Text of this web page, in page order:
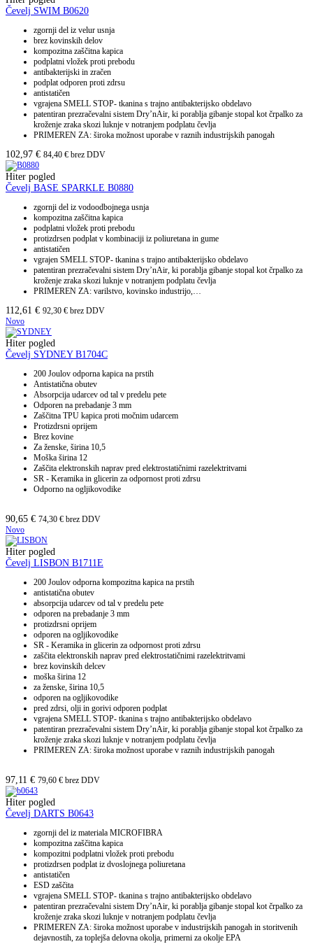
Čevelj SWIM B0620
zgornji del iz velur usnja
brez kovinskih delov
kompozitna zaščitna kapica
podplatni vložek proti prebodu
antibakterijski in zračen
podplat odporen proti zdrsu
antistatičen
vgrajena SMELL STOP- tkanina s trajno antibakterijsko obdelavo
patentiran prezračevalni sistem Dry’nAir, ki porablja gibanje stopal kot črpalko za
kroženje zraka skozi luknje v notranjem podplatu čevlja
PRIMEREN ZA: široka možnost uporabe v raznih industrijskih panogah
102,97 € 84,40 € brez DDV
Hiter pogled
Čevelj BASE SPARKLE B0880
zgornji del iz vodoodbojnega usnja
kompozitna zaščitna kapica
podplatni vložek proti prebodu
protizdrsen podplat v kombinaciji iz poliuretana in gume
antistatičen
vgrajen SMELL STOP- tkanina s trajno antibakterijsko obdelavo
patentiran prezračevalni sistem Dry’nAir, ki porablja gibanje stopal kot črpalko za
kroženje zraka skozi luknje v notranjem podplatu čevlja
PRIMEREN ZA: varilstvo, kovinsko industrijo,…
112,61 € 92,30 € brez DDV
Novo
Hiter pogled
Čevelj SYDNEY B1704C
200 Joulov odporna kapica na prstih
Antistatična obutev
Absorpcija udarcev od tal v predelu pete
Odporen na prebadanje 3 mm
Zaščitna TPU kapica proti močnim udarcem
Protizdrsni oprijem
Brez kovine
Za ženske, širina 10,5
Moška širina 12
Zaščita elektronskih naprav pred elektrostatičnimi razelektritvami
SR - Keramika in glicerin za odpornost proti zdrsu
Odporno na ogljikovodike
90,65 € 74,30 € brez DDV
Novo
Hiter pogled
Čevelj LISBON B1711E
200 Joulov odporna kompozitna kapica na prstih
antistatična obutev
absorpcija udarcev od tal v predelu pete
odporen na prebadanje 3 mm
protizdrsni oprijem
odporen na ogljikovodike
SR - Keramika in glicerin za odpornost proti zdrsu
zaščita elektronskih naprav pred elektrostatičnimi razelektritvami
brez kovinskih delcev
moška širina 12
za ženske, širina 10,5
odporen na ogljikovodike
pred zdrsi, olji in gorivi odporen podplat
vgrajena SMELL STOP- tkanina s trajno antibakterijsko obdelavo
patentiran prezračevalni sistem Dry’nAir, ki porablja gibanje stopal kot črpalko za
kroženje zraka skozi luknje v notranjem podplatu čevlja
PRIMEREN ZA: široka možnost uporabe v raznih industrijskih panogah
97,11 € 79,60 € brez DDV
Hiter pogled
Čevelj DARTS B0643
zgornji del iz materiala MICROFIBRA
kompozitna zaščitna kapica
kompozitni podplatni vložek proti prebodu
protizdrsen podplat iz dvoslojnega poliuretana
antistatičen
ESD zaščita
vgrajena SMELL STOP- tkanina s trajno antibakterijsko obdelavo
patentiran prezračevalni sistem Dry’nAir, ki porablja gibanje stopal kot črpalko za
kroženje zraka skozi luknje v notranjem podplatu čevlja
PRIMEREN ZA: široka možnost uporabe v industrijskih panogah in storitvenih
dejavnostih, za toplejša delovna okolja, primerni za okolje EPA